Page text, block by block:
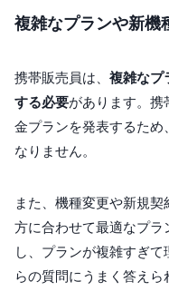
複雑なプランや新機
携帯販売員は、 複雑なプ
する必要があります。
金プランを発表するた
なりません。
また、機種変更や新規
方に合わせて最適なプ
し、プランが複雑すぎ
らの質問にうまく答え